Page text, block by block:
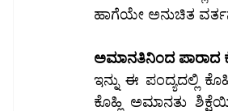
ಹಾಗೆಯೇ ಅನುಚಿತ
ಅಮಾನತಿನಿಂದ ಪಾರಾದ
ಇನ್ನು ಈ ಪಂದ್ಯದಲ್ಲಿ
ಕೊಹ್ಲಿ ಅಮಾನತು ಶಿಕ್ಷೆಯಿಂದ